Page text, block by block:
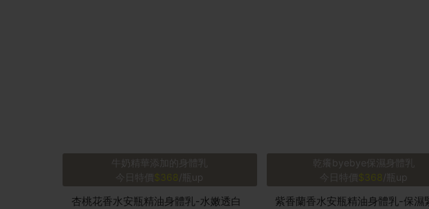
牛奶精華添加的身體乳
今日特價
$368 /瓶up
杏桃花香水安瓶精油身體乳-水嫩透白
乾癢byebye保濕身體乳
今日特價
$368 /瓶up
紫香蘭香水安瓶精油身體乳-保濕